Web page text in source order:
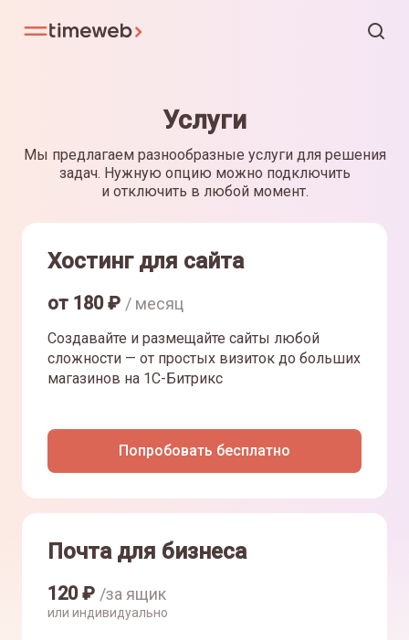
Услуги
Мы предлагаем разнообразные услуги для решения
задач. Нужную опцию можно подключить
и отключить в любой момент.
Хостинг для сайта
от 180₽ / месяц
Создавайте и размещайте сайты любой
сложности — от простых визиток до больших
магазинов на 1С-Битрикс
Попробовать бесплатно
Почта для бизнеса
120₽ /за ящик
или индивидуально